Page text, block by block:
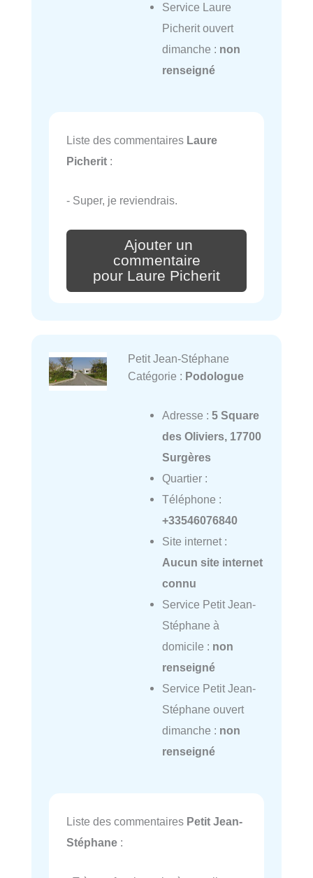
Service Laure
Picherit ouvert
dimanche : non
renseigné
Liste des commentaires Laure
Picherit :
- Super, je reviendrais.
Ajouter un
commentaire
pour Laure Picherit
Petit Jean-Stéphane
Catégorie : Podologue
Adresse : 5 Square
des Oliviers, 17700
Surgères
Quartier :
Téléphone :
+33546076840
Site internet :
Aucun site internet
connu
Service Petit Jean-
Stéphane à
domicile : non
renseigné
Service Petit Jean-
Stéphane ouvert
dimanche : non
renseigné
Liste des commentaires Petit Jean-
Stéphane :